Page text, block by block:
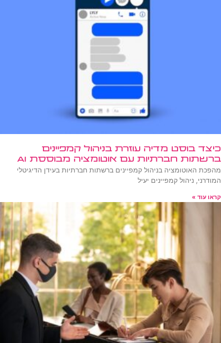
כיצד בוסט מדיה עוזרת בניהול קמפיינים
ברשתות חברתיות עם אוטומציה מבוססת AI
מהפכת האוטומציה בניהול קמפיינים ברשתות חברתיות בעידן הדיגיטלי
המודרני, ניהול קמפיינים יעיל
קראו עוד »